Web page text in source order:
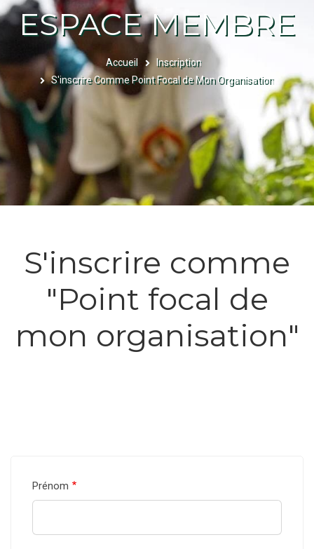
ESPACE MEMBRE
FIL
D'ARIANE
Accueil
Inscription
S'inscrire Comme Point Focal de Mon Organisation
S'inscrire comme
"Point focal de
mon organisation"
Prénom